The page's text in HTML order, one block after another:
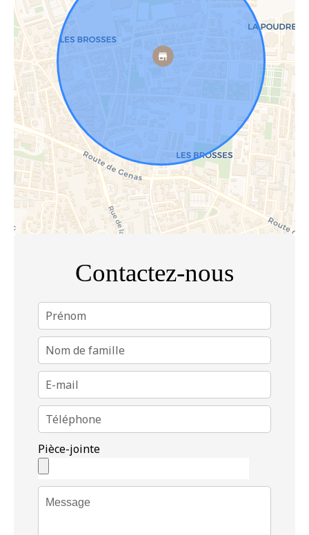
Contactez-nous
Pièce-jointe